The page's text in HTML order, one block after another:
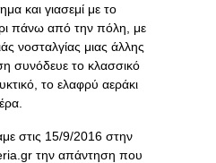
και γιασεμί με το
πάνω από την πόλη, με
νοσταλγίας μιας άλλης
συνόδευε το κλασσικό
το ελαφρύ αεράκι
στις 15/9/2016 στην
την απάντηση που